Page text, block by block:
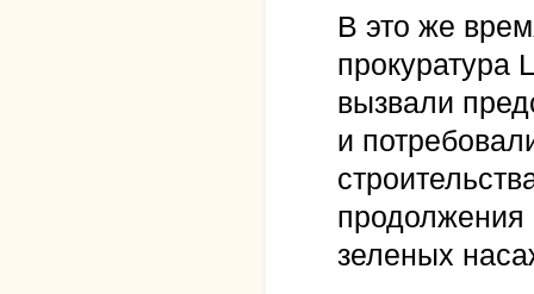
В это же
прокуратура
вызвали
и
продолжения
зеленых